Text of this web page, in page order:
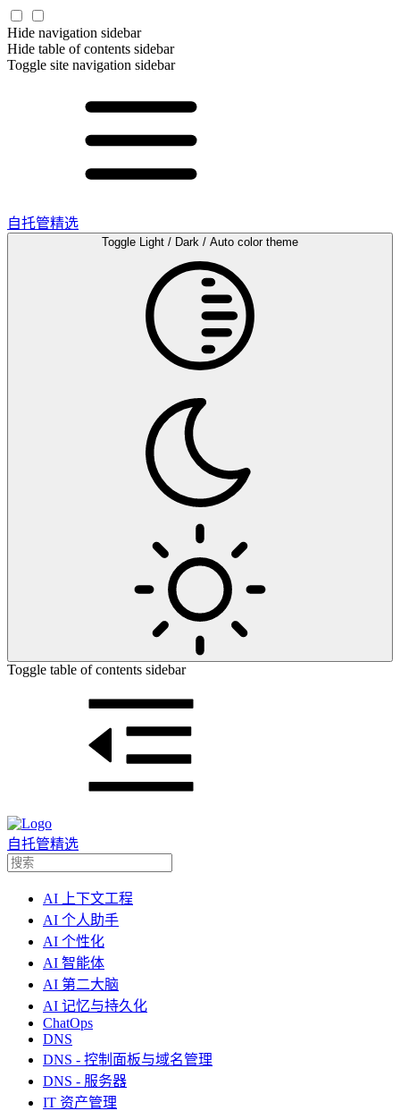
Hide navigation sidebar
Hide table of contents sidebar
Toggle site navigation sidebar
自托管精选
Toggle Light / Dark / Auto color theme
Toggle table of contents sidebar
自托管精选
AI 上下文工程
AI 个人助手
AI 个性化
AI 智能体
AI 第二大脑
AI 记忆与持久化
ChatOps
DNS
DNS - 控制面板与域名管理
DNS - 服务器
IT 资产管理